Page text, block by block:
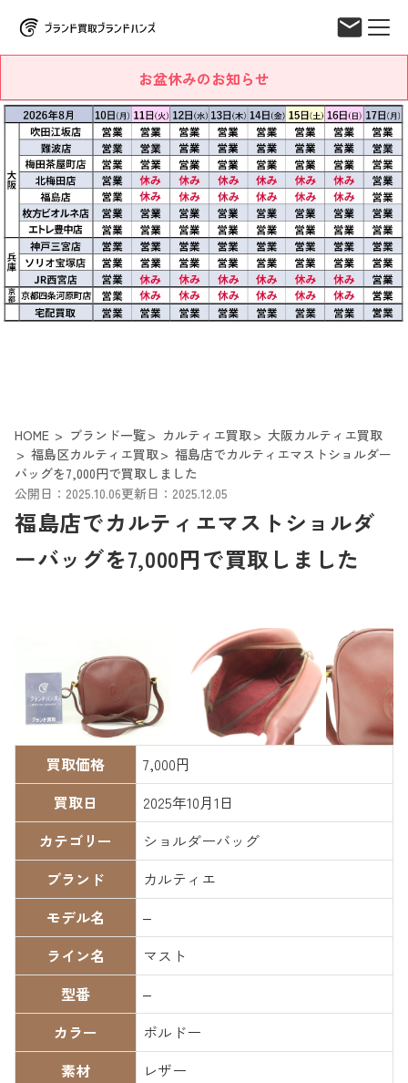
お盆休みのお知らせ
HOME ブランド一覧 カルティエ買取
大阪カルティエ買取
福島区カルティエ買取
福島店でカルティエマストショルダー
バッグを7,000円で買取しました
公開日：2025.10.06更新日：2025.12.05
福島店でカルティエマストショルダ
ーバッグを7,000円で買取しました
買取価格
7,000円
買取日
2025年10月1日
カテゴリー
ショルダーバッグ
ブランド
カルティエ
モデル名
–
ライン名
マスト
型番
–
カラー
ボルドー
素材
レザー